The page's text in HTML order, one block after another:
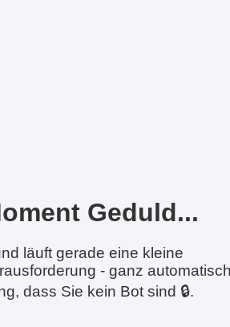
Geduld...
läuft gerade eine kleine
- ganz
dass Sie kein Bot sind 🔒.